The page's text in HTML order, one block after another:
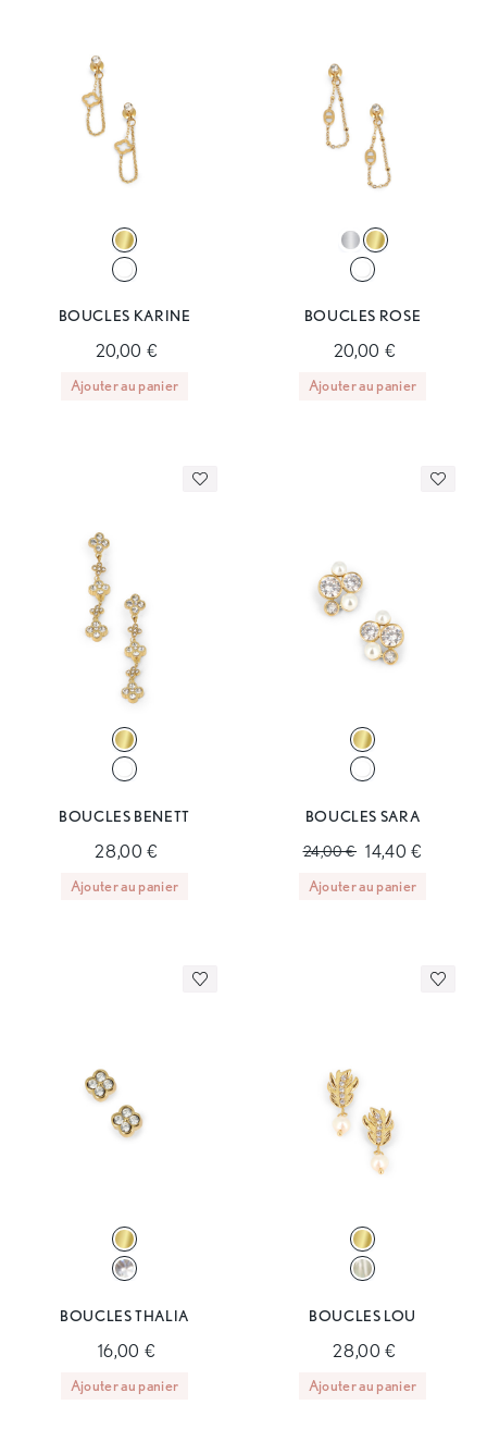
BOUCLES KARINE
20,00 €
Ajouter au panier
BOUCLES ROSE
20,00 €
Ajouter au panier
BOUCLES BENETT
28,00 €
Ajouter au panier
BOUCLES SARA
24,00 € 14,40 €
Ajouter au panier
BOUCLES THALIA
16,00 €
Ajouter au panier
BOUCLES LOU
28,00 €
Ajouter au panier